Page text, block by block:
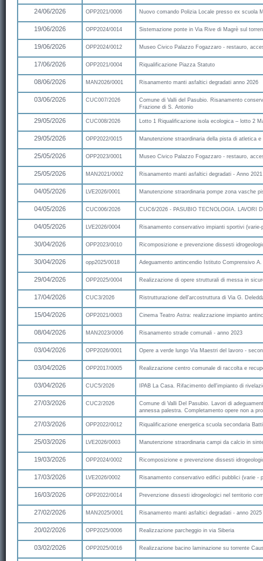
24/06/2026 OPP2021/0006 Nuovo comando Polizia Locale presso ex scuola
19/06/2026 OPP2024/0014 Sistemazione ponte in Via Rive di Magrè sul
19/06/2026 OPP2024/0012 Museo Civico Palazzo Fogazzaro - restauro,
17/06/2026 OPP2021/0004 Riqualificazione Piazza Statuto
08/06/2026 MAN2026/0001 Risanamento manti asfaltici degradati anno 2026
03/06/2026 CUC007/2026
Comune di Valli del Pasubio. Risanamento
Frazione di S. Antonio
29/05/2026 CUC008/2026 Lotto 1 Riqualificazione isola ecologica – lotto 2
29/05/2026 OPP2022/0015 Manutenzione straordinaria della pista di atletica
25/05/2026 OPP2023/0001 Museo Civico Palazzo Fogazzaro - restauro,
25/05/2026 MAN2021/0002 Risanamento manti asfaltici degradati - Anno 2021
04/05/2026 LVE2026/0001 Manutenzione straordinaria pompe zona vasche
04/05/2026 CUC006/2026 CUC6/2026 - PASUBIO TECNOLOGIA. LAVORI
04/05/2026 LVE2026/0004 Risanamento conservativo impianti sportivi (varie-
30/04/2026 OPP2023/0010 Ricomposizione e prevenzione dissesti
30/04/2026 opp2025/0018 Adeguamento antincendio Istituto Comprensivo
29/04/2026 OPP2025/0004 Realizzazione di opere strutturali di messa in
17/04/2026 CUC3/2026 Ristrutturazione dell'arcostruttura di Via G.
15/04/2026 OPP2021/0003 Cinema Teatro Astra: realizzazione impianto
08/04/2026 MAN2023/0006 Risanamento strade comunali - anno 2023
03/04/2026 OPP2026/0001 Opere a verde lungo Via Maestri del lavoro -
03/04/2026 OPP2017/0005 Realizzazione centro comunale di raccolta e
03/04/2026 CUC5/2026 IPAB La Casa. Rifacimento dell'impianto di
27/03/2026 CUC2/2026
Comune di Valli Del Pasubio. Lavori di
annessa palestra. Completamento opere non a
27/03/2026 OPP2022/0012 Riqualificazione energetica scuola secondaria
25/03/2026 LVE2026/0003 Manutenzione straordinaria campi da calcio in
19/03/2026 OPP2024/0002 Ricomposizione e prevenzione dissesti
17/03/2026 LVE2026/0002 Risanamento conservativo edifici pubblici (varie -
16/03/2026 OPP2022/0014 Prevenzione dissesti idrogeologici nel territorio
27/02/2026 MAN2025/0001 Risanamento manti asfaltici degradati - anno 2025
20/02/2026 OPP2025/0006 Realizzazione parcheggio in via Siberia
03/02/2026 OPP2025/0016 Realizzazione bacino laminazione su torrente